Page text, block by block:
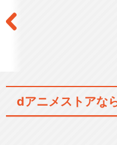
dアニメストアな